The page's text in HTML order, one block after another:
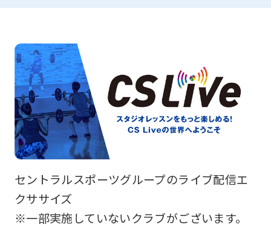
セントラルスポーツグループのライブ配信エ
クササイズ
※一部実施していないクラブがございます。